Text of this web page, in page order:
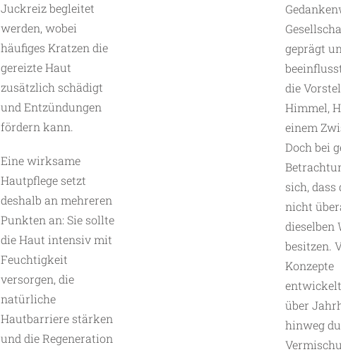
Juckreiz ­begleitet
werden, wobei
häufiges Kratzen die
gereizte Haut
zusätzlich schädigt
und Entzündungen
fördern kann.
Eine wirksame
Hautpflege setzt
deshalb an mehreren
Punkten an: Sie ­sollte
die Haut intensiv mit
Feuchtigkeit
versorgen, die
natürliche
Hautbarriere stärken
und die Regeneration
geprägt
die
Himmel,
einem
Doch bei
sich, dass
nicht
dieselben
besitzen.
Konzepte
über
hinweg